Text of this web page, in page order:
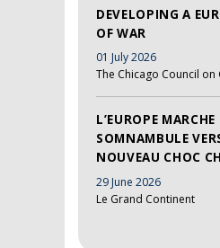
DEVELOPING A
OF WAR
01 July 2026
The Chicago Council
L’EUROPE
SOMNAMBULE
NOUVEAU CHOC
29 June 2026
Le Grand Continent